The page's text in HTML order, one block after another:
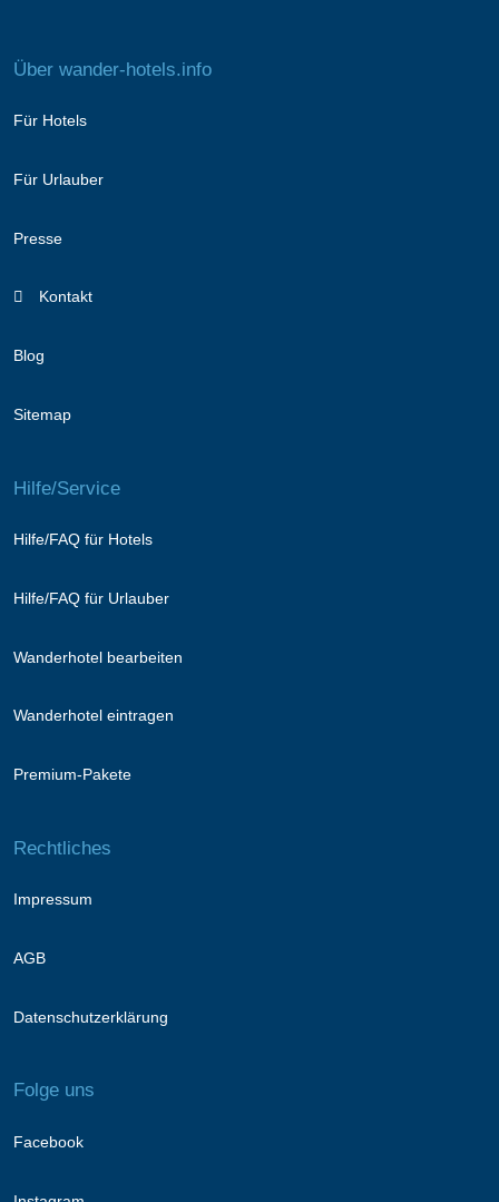
Über wander-hotels.info
Für Hotels
Für Urlauber
Presse
Kontakt
Blog
Sitemap
Hilfe/Service
Hilfe/FAQ für Hotels
Hilfe/FAQ für Urlauber
Wanderhotel bearbeiten
Wanderhotel eintragen
Premium-Pakete
Rechtliches
Impressum
AGB
Datenschutzerklärung
Folge uns
Facebook